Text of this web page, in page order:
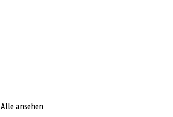
Alle ansehen